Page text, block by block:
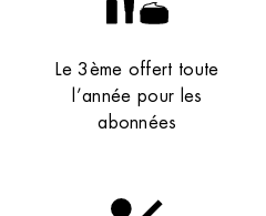
Le 3ème offert toute
l’année pour les
abonnées